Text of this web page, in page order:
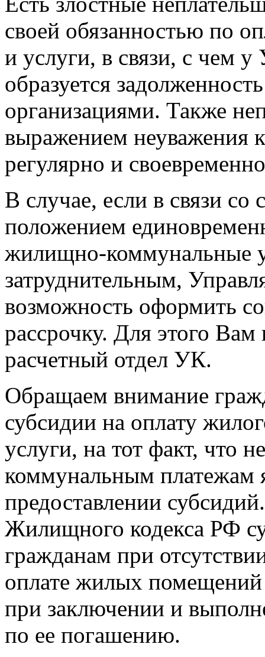
своей обязанностью по
и услуги, в связи, с чем
образуется
организациями. Также
выражением неуважения
регулярно и
В случае, если в связи
положением
жилищно-коммунальные
затруднительным,
возможность оформить
рассрочку. Для этого
расчетный отдел УК.
Обращаем внимание
субсидии на оплату
услуги, на тот факт, что
коммунальным платежам
предоставлении
Жилищного кодекса РФ
гражданам при
оплате жилых
при заключении и
по ее погашению.